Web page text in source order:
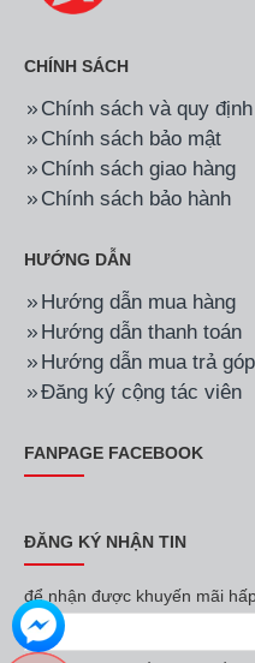
Hãng: Hòa Phát Mã SP: HWBS1A1021
Máy lọc nước RO nóng
HWBS1A1021
7.290.000đ
Hãng: Karofi Mã SP: KAQ-U05 PRO
Máy lọc nước Karofi